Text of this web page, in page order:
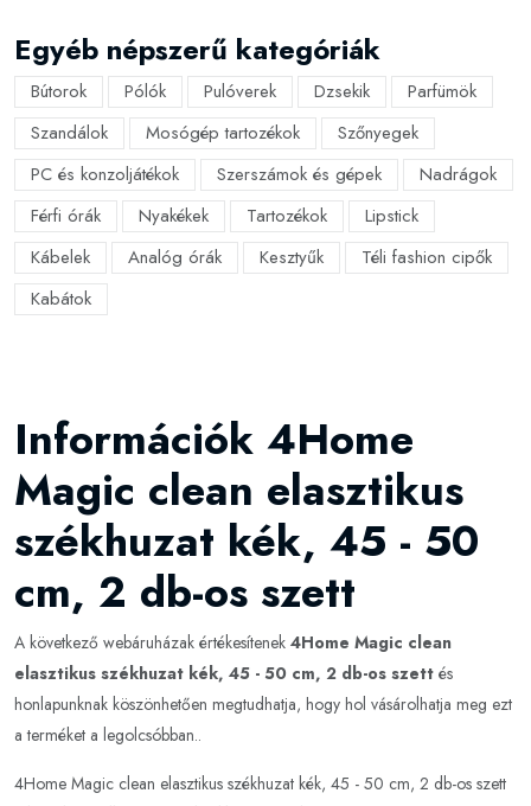
Egyéb népszerű kategóriák
Bútorok Pólók Pulóverek Dzsekik
Parfümök
Szandálok
Mosógép tartozékok
Szőnyegek
PC és konzoljátékok
Szerszámok és gépek
Nadrágok
Férfi órák
Nyakékek Tartozékok
Lipstick
Kábelek
Analóg órák Kesztyűk
Téli fashion cipők
Kabátok
Információk 4Home
Magic clean elasztikus
székhuzat kék, 45 - 50
cm, 2 db-os szett
A következő webáruházak értékesítenek 4Home Magic clean
elasztikus székhuzat kék, 45 - 50 cm, 2 db-os szett és
honlapunknak köszönhetően megtudhatja, hogy hol vásárolhatja meg ezt
a terméket a legolcsóbban..
4Home Magic clean elasztikus székhuzat kék, 45 - 50 cm, 2 db-os szett